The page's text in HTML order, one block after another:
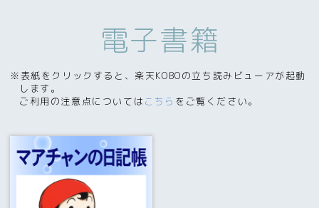
電子書籍
※表紙をクリックすると、楽天KOBOの立ち読みビューアが起動
します。
ご利用の注意点については こちら をご覧ください。